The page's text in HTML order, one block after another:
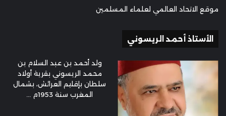
موقع الاتحاد العالمي لعلماء المسلمين
الأستاذ أحمد الريسوني
ولد أحمد بن عبد السلام بن
محمد الريسوني بقرية أولاد
سلطان بإقليم العرائش، بشمال
المغرب سنة 1953م ...